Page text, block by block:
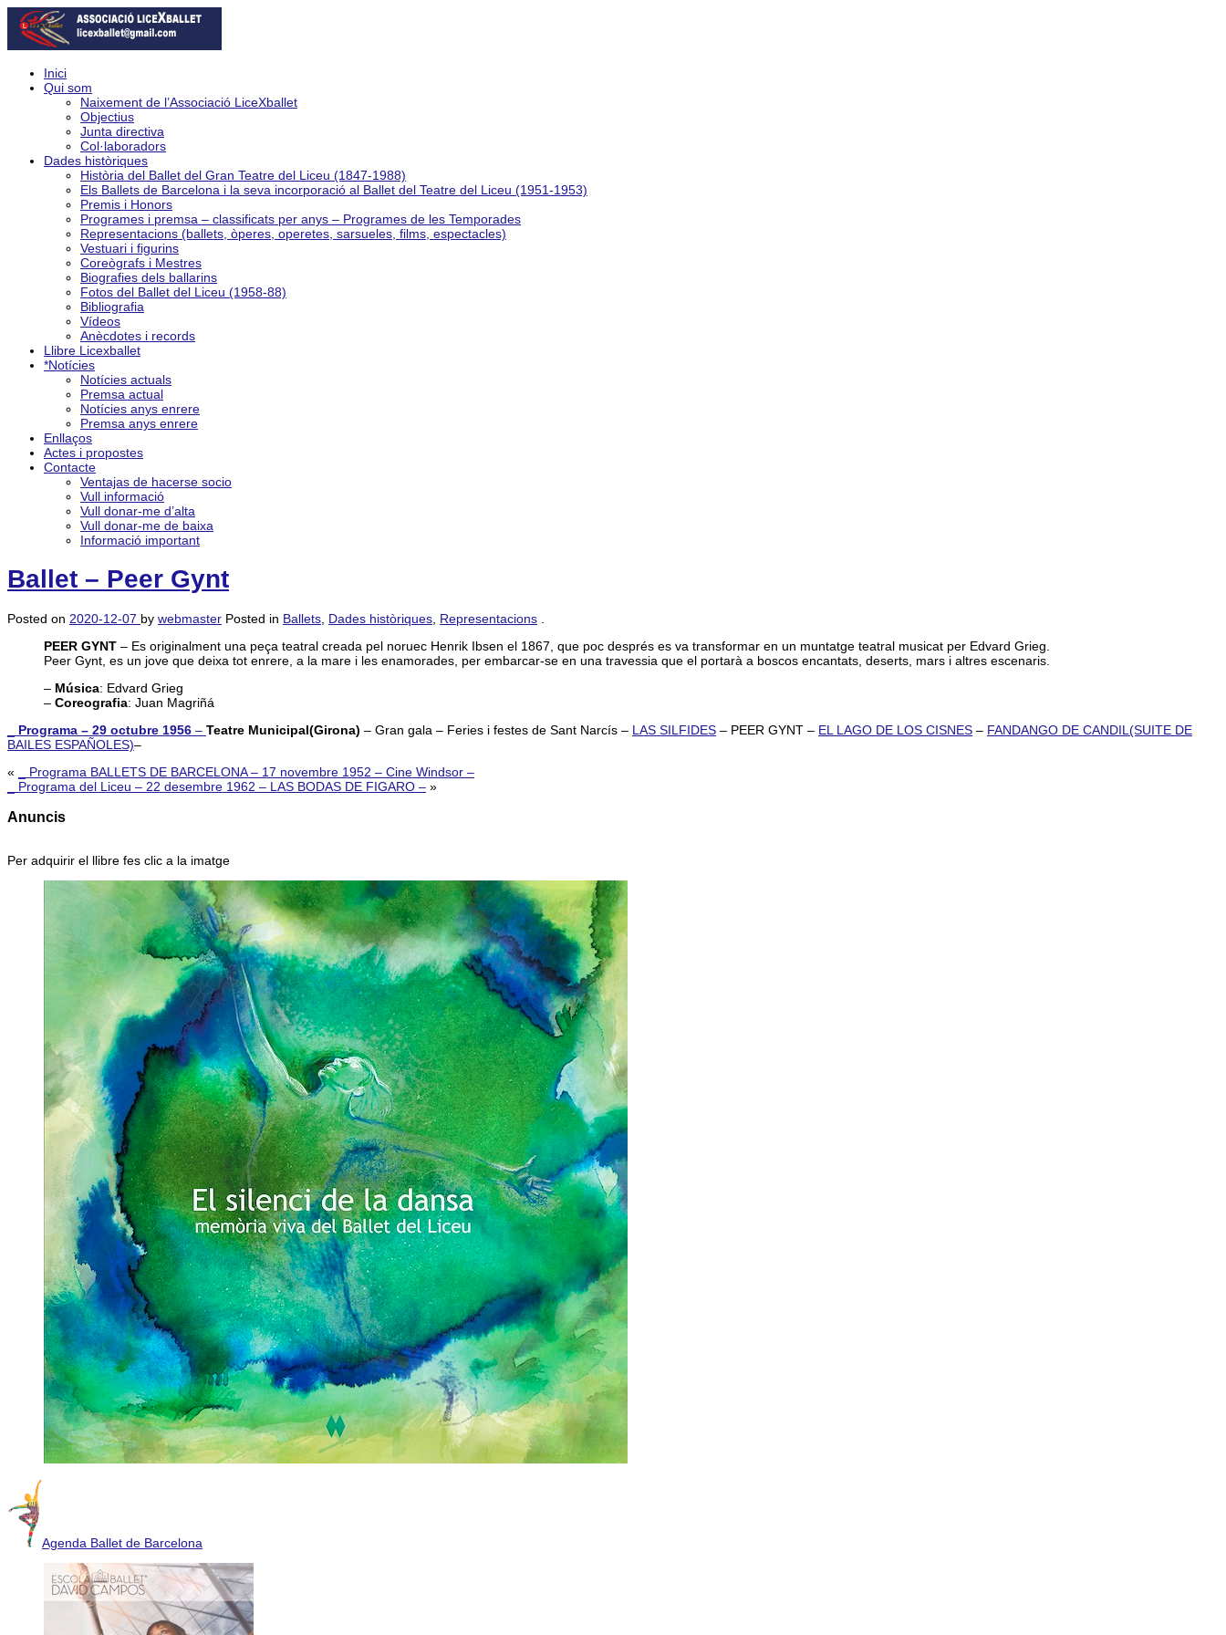
Inici
Qui som
Naixement de l’Associació LiceXballet
Objectius
Junta directiva
Col·laboradors
Dades històriques
Història del Ballet del Gran Teatre del Liceu (1847-1988)
Els Ballets de Barcelona i la seva incorporació al Ballet del Teatre del Liceu (1951-1953)
Premis i Honors
Programes i premsa – classificats per anys – Programes de les Temporades
Representacions (ballets, òperes, operetes, sarsueles, films, espectacles)
Vestuari i figurins
Coreògrafs i Mestres
Biografies dels ballarins
Fotos del Ballet del Liceu (1958-88)
Bibliografia
Vídeos
Anècdotes i records
Llibre Licexballet
*Notícies
Notícies actuals
Premsa actual
Notícies anys enrere
Premsa anys enrere
Enllaços
Actes i propostes
Contacte
Ventajas de hacerse socio
Vull informació
Vull donar-me d’alta
Vull donar-me de baixa
Informació important
Ballet – Peer Gynt
Posted on 2020-12-07 by webmaster Posted in Ballets Dades històriques Representacions
PEER GYNT – Es originalment una peça teatral creada pel noruec Henrik Ibsen el 1867, que poc després es va transformar en un muntatge teatral musicat per Edvard Grieg.
Peer Gynt, es un jove que deixa tot enrere, a la mare i les enamorades, per embarcar-se en una travessia que el portarà a boscos encantats, deserts, mars i altres escenaris.
– Música: Edvard Grieg
– Coreografia: Juan Magriñá
Programa – 29 octubre 1956 – Teatre Municipal(Girona) – Gran gala – Feries i festes de Sant Narcís – LAS SILFIDES – PEER GYNT – EL LAGO DE LOS CISNES – FANDANGO DE CANDIL(SUITE DE
BAILES ESPAÑOLES)–
«
_ Programa BALLETS DE BARCELONA – 17 novembre 1952 – Cine Windsor –
_ Programa del Liceu – 22 desembre 1962 – LAS BODAS DE FIGARO – »
Anuncis
Per adquirir el llibre fes clic a la imatge
Agenda Ballet de Barcelona